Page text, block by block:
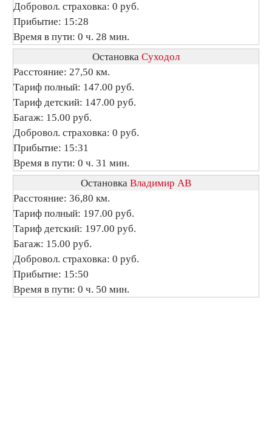
Добровол. страховка: 0 руб.
Прибытие: 15:28
Время в пути: 0 ч. 28 мин.
Остановка Суходол
Расстояние: 27,50 км.
Тариф полный: 147.00 руб.
Тариф детский: 147.00 руб.
Багаж: 15.00 руб.
Добровол. страховка: 0 руб.
Прибытие: 15:31
Время в пути: 0 ч. 31 мин.
Остановка Владимир АВ
Расстояние: 36,80 км.
Тариф полный: 197.00 руб.
Тариф детский: 197.00 руб.
Багаж: 15.00 руб.
Добровол. страховка: 0 руб.
Прибытие: 15:50
Время в пути: 0 ч. 50 мин.